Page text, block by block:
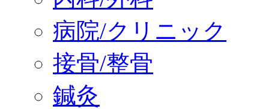
病院/クリニック
接骨/整骨
鍼灸